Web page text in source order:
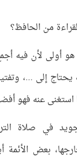
من الحافظ؟
أولى لأن فيه
إلى ...،
استغنى عنه فهو
في صلاة
بعض الأئمة